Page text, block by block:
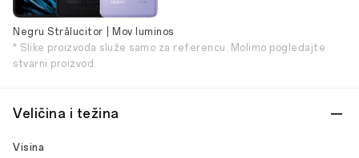
Negru Strălucitor | Mov luminos
* Slike proizvoda služe samo za referencu. Molimo pogledajte
stvarni proizvod.
Veličina i težina
Visina